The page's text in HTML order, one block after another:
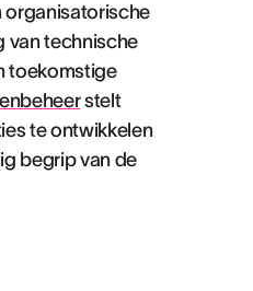
organisatorische
van technische
toekomstige
stelt
te ontwikkelen
begrip van de